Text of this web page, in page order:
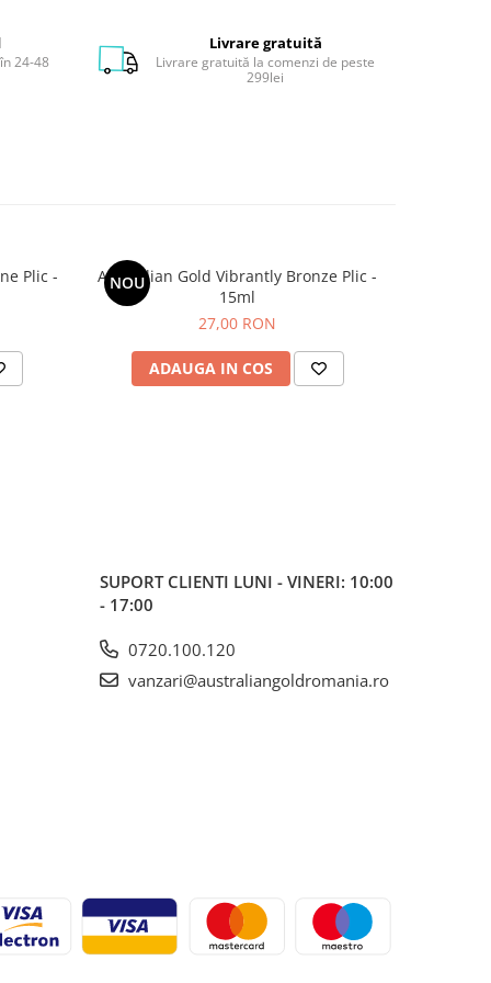
24-48
Livrare gratuită
Livrare gratuită la comenzi de peste
299lei
Plic -
NOU
Australian Gold Vibrantly Bronze Plic -
15ml
27,00 RON
ADAUGA IN COS
SUPORT CLIENTI LUNI - VINERI: 10:00
- 17:00
0720.100.120
vanzari@australiangoldromania.ro